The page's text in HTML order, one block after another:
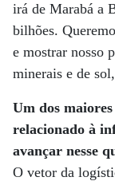
irá de Marabá a
bilhões.
e mostrar nosso
minerais e de
Um dos
relacionado à
avançar nesse
O vetor da